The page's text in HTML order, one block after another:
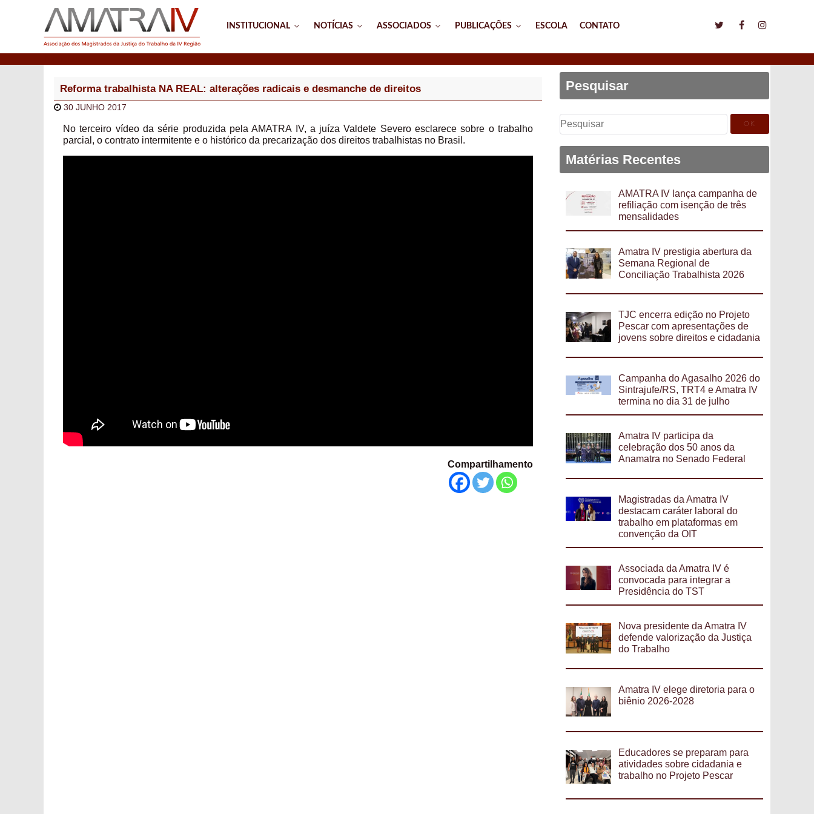
INSTITUCIONAL NOTÍCIAS ASSOCIADOS PUBLICAÇÕES ESCOLA CONTATO
Reforma trabalhista NA REAL: alterações radicais e desmanche de direitos
30 JUNHO 2017
No terceiro vídeo da série produzida pela AMATRA IV, a juíza Valdete Severo esclarece sobre o trabalho
parcial, o contrato intermitente e o histórico da precarização dos direitos trabalhistas no Brasil.
Compartilhamento
Pesquisar
Pesquisar
por:
Matérias Recentes
AMATRA IV lança campanha de
refiliação com isenção de três
mensalidades
Amatra IV prestigia abertura da
Semana Regional de
Conciliação Trabalhista 2026
TJC encerra edição no Projeto
Pescar com apresentações de
jovens sobre direitos e cidadania
Campanha do Agasalho 2026 do
Sintrajufe/RS, TRT4 e Amatra IV
termina no dia 31 de julho
Amatra IV participa da
celebração dos 50 anos da
Anamatra no Senado Federal
Magistradas da Amatra IV
destacam caráter laboral do
trabalho em plataformas em
convenção da OIT
Associada da Amatra IV é
convocada para integrar a
Presidência do TST
Nova presidente da Amatra IV
defende valorização da Justiça
do Trabalho
Amatra IV elege diretoria para o
biênio 2026-2028
Educadores se preparam para
atividades sobre cidadania e
trabalho no Projeto Pescar